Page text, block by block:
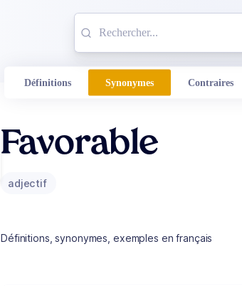
Définitions Synonymes Contraires
Favorable
adjectif
Définitions, synonymes, exemples en français